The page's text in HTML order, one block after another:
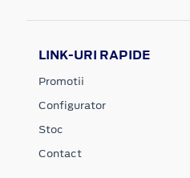
LINK-URI RAPIDE
Promotii
Configurator
Stoc
Contact